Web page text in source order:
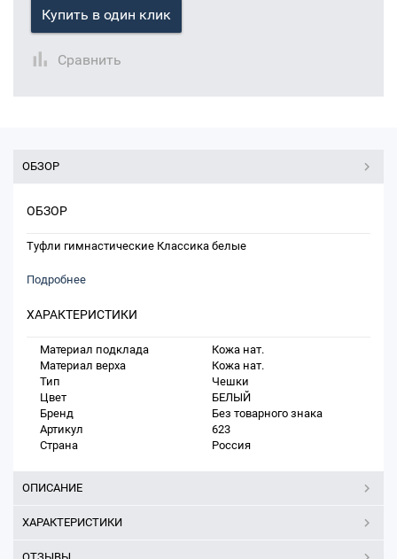
Купить в один клик
Сравнить
ОБЗОР
ОБЗОР
Туфли гимнастические Классика белые
Подробнее
ХАРАКТЕРИСТИКИ
Материал подклада
Кожа нат.
Материал верха
Кожа нат.
Тип
Чешки
Цвет
БЕЛЫЙ
Бренд
Без товарного знака
Артикул
623
Страна
Россия
ОПИСАНИЕ
ХАРАКТЕРИСТИКИ